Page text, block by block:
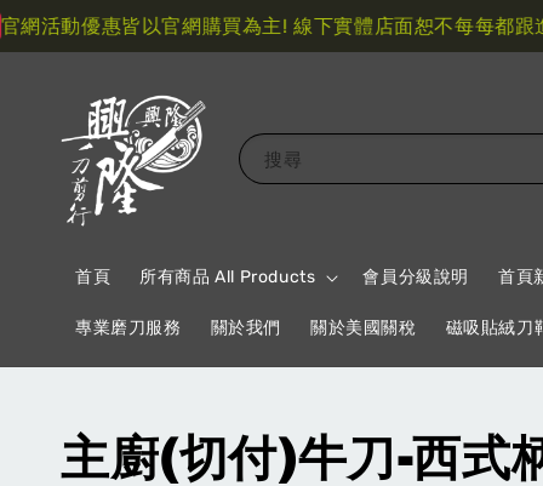
動優惠皆以官網購買為主! 線下實體店面恕不每每都跟進!
搜尋
首頁 所有商品 All Products 會員分級說明 首頁
專業磨刀服務 關於我們 關於美國關稅 磁吸貼絨刀
主廚(切付)牛刀-西